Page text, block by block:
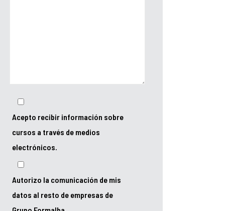
Acepto recibir información sobre
cursos a través de medios
electrónicos.
Autorizo la comunicación de mis
datos al resto de empresas de